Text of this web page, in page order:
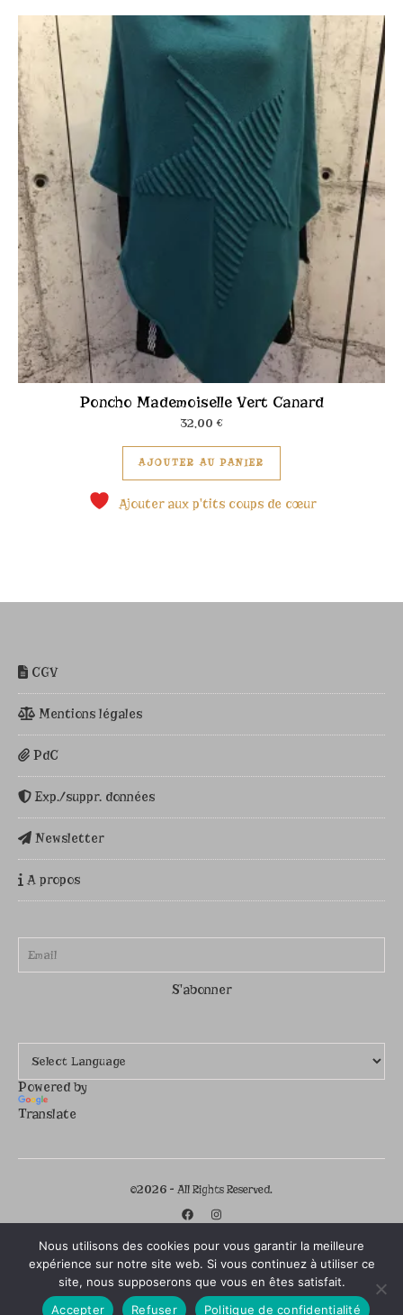
Poncho Mademoiselle Vert Canard
32,00 €
AJOUTER AU PANIER
Ajouter aux p'tits coups de cœur
CGV
Mentions légales
PdC
Exp./suppr. données
Newsletter
A propos
Powered by
Translate
©2026 - All Rights Reserved.
Nous utilisons des cookies pour vous garantir la meilleure
expérience sur notre site web. Si vous continuez à utiliser ce
site, nous supposerons que vous en êtes satisfait.
Accepter
Refuser Politique de confidentialité